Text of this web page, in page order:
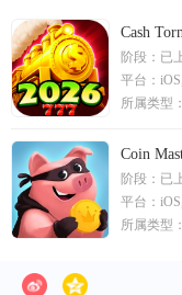
收入增长
巨头平
公司汇
等多地
适、最
Cash
阶段： 已
平台：
所属类型：
Coin
阶段： 已
平台：
所属类型：